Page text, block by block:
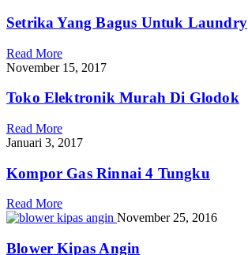
Setrika Yang Bagus Untuk Laundry
Read More
November 15, 2017
Toko Elektronik Murah Di Glodok
Read More
Januari 3, 2017
Kompor Gas Rinnai 4 Tungku
Read More
November 25, 2016
Blower Kipas Angin